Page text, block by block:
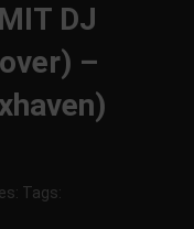
DJ
–
Tags: